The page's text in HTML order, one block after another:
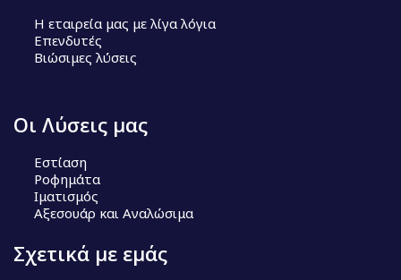
Η εταιρεία μας με λίγα λόγια
Επενδυτές
Βιώσιμες λύσεις
Οι Λύσεις μας
Εστίαση
Ροφημάτα
Ιματισμός
Αξεσουάρ και Αναλώσιμα
Σχετικά με εμάς